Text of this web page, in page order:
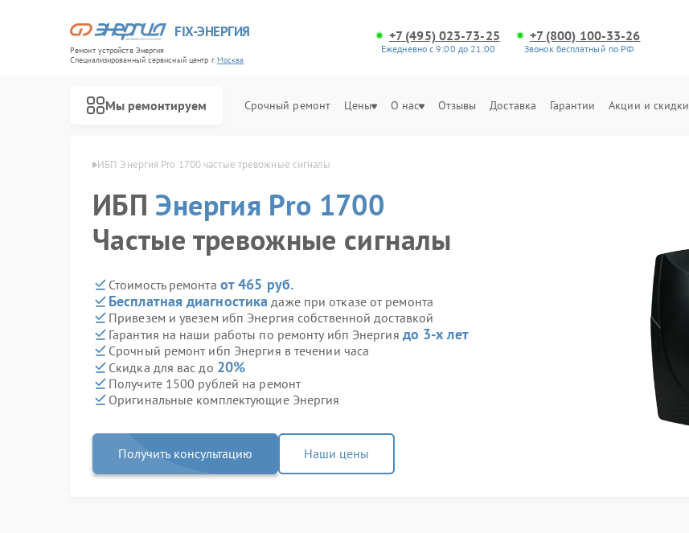
FIX-ЭНЕРГИЯ
Ремонт устройств Энергия
Специализированный cервисный центр г.Москва
+7 (495) 023-73-25
Ежедневно с 9:00 до 21:00
+7 (800) 100-33-26
Звонок бесплатный по РФ
Мы ремонтируем Срочный ремонт Цены О нас Отзывы Доставка Гарантии Акции и скидки
Pro 1700 в Москве ИБП Энергия Pro 1700 частые тревожные сигналы
ИБПЭнергия Pro 1700
Частые тревожные сигналы
Стоимость ремонта от 465 руб.
Бесплатная диагностика даже при отказе от ремонта
Привезем и увезем ибп Энергия собственной доставкой
Гарантия на наши работы по ремонту ибп Энергия до 3-х лет
Срочный ремонт ибп Энергия в течении часа
Скидка для вас до 20%
Получите 1500 рублей на ремонт
Оригинальные комплектующие Энергия
Получить консультацию Наши цены